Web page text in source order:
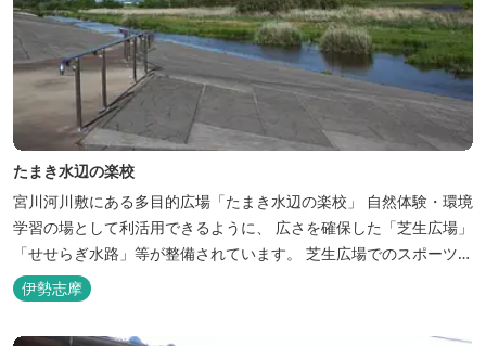
たまき水辺の楽校
宮川河川敷にある多目的広場「たまき水辺の楽校」 自然体験・環境
学習の場として利活用できるように、 広さを確保した「芝生広場」
「せせらぎ水路」等が整備されています。 芝生広場でのスポーツや
バーベキューはもちろん、 車での乗り入れも可能なため、オートキ
ャンプなどもお楽しみいただけます！ 火災防止のため、バーベキュ
ー･焚火等をする際は、 直火にならないように焚火台･コンロ等を
伊勢志摩